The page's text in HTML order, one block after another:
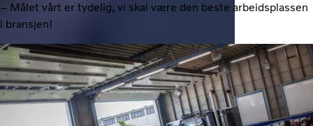
– Målet vårt er tydelig, vi skal være den beste arbeidsplassen
i bransjen!